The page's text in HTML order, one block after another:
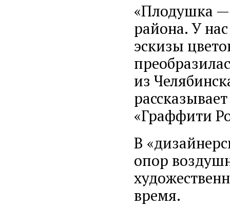
«Плодушка —
района. У
эскизы
из
«Граффити
В
опор
время.